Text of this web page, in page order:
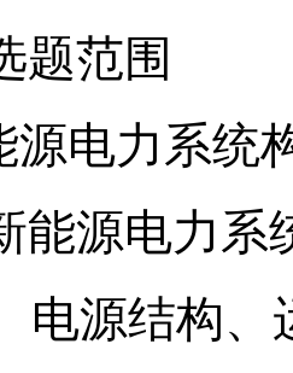
题范围
源电力系统
能源电力系
电源结构